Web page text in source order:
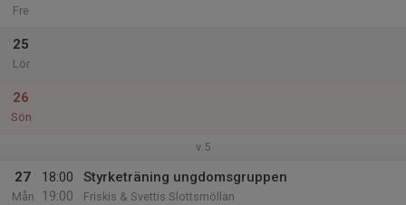
Fre
25
Lör
26
Sön
v.5
27
Mån
18:00
19:00
Styrketräning ungdomsgruppen
Friskis & Svettis Slottsmöllan